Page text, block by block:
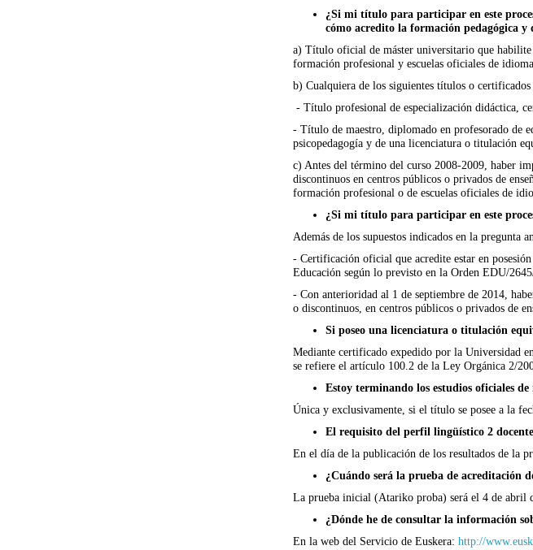
¿Si mi título para participar en este
cómo acredito la formación pedagógica y
a) Título oficial de máster universitario que habilite
formación profesional y escuelas oficiales de
b) Cualquiera de los siguientes títulos o
- Título profesional de especialización didáctica,
- Título de maestro, diplomado en profesorado de
psicopedagogía y de una licenciatura o titulación
c) Antes del término del curso 2008-2009, haber
discontinuos en centros públicos o privados de
formación profesional o de escuelas oficiales de
¿Si mi título para participar en este
Además de los supuestos indicados en la pregunta
- Certificación oficial que acredite estar en
Educación según lo previsto en la Orden EDU/
- Con anterioridad al 1 de septiembre de 2014,
o discontinuos, en centros públicos o privados de
Si poseo una licenciatura o titulación
Mediante certificado expedido por la Universidad
se refiere el artículo 100.2 de la Ley Orgánica 2/
Estoy terminando los estudios oficiales
Única y exclusivamente, si el título se posee a la
El requisito del perfil lingüístico 2
En el día de la publicación de los resultados de la
¿Cuándo será la prueba de acreditación
La prueba inicial (Atariko proba) será el 4 de abril
¿Dónde he de consultar la información
En la web del Servicio de Euskera: http://